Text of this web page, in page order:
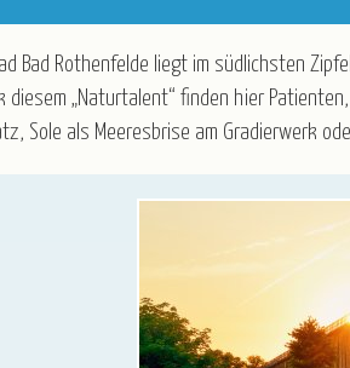
Luftfahrt - Schwarze Liste
Anmeldeformular für Reisebüros
Bad Rothenfelde liegt im südlichsten
diesem „Naturtalent“ finden hier
Sole als Meeresbrise am Gradierwerk